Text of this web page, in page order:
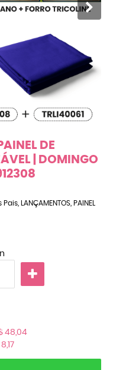
DE
| DOMINGO
Pais LANÇAMENTOS PAINEL
48,04
8,17